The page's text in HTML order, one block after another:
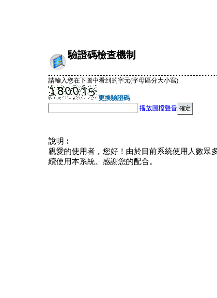
驗證碼檢查機制
請輸入您在下圖中看到的字元(字母區分大小寫)
更換驗證碼
播放圖檔聲音
說明︰
親愛的使用者，您好！由於目前系統使用人數眾
續使用本系統。感謝您的配合。